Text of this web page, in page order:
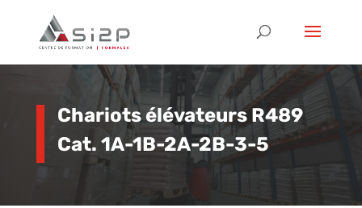
Chariots élévateurs R489
Cat. 1A-1B-2A-2B-3-5